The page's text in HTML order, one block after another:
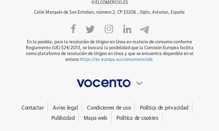
©ELCOMERCIO.ES
Calle Marqués de San Esteban, número 2, CP 33206 , Gijón, Asturias, España
En lo posible, para la resolución de litigios en línea en materia de consumo conforme
Reglamento (UE) 524/2013, se buscará la posibilidad que la Comisión Europea facilita
como plataforma de resolución de litigios en línea y que se encuentra disponible en el
enlace https://ec.europa.eu/consumers/odr.
Contactar Aviso legal Condiciones de uso
Política de privacidad
Publicidad
Mapa web Política de cookies